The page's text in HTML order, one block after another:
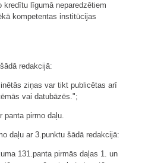
līgumā neparedzētiem
kompetentas institūcijas
redakcijā:
ziņas var tikt publicētas arī
vai datubāzēs.";
panta pirmo daļu.
daļu ar 3.punktu šādā redakcijā:
131.panta pirmās daļas 1. un